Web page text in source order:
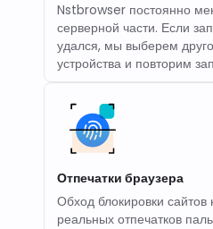
Nstbrowser постоянно
серверной части. Если
удался, мы выберем
устройства и повторим
Отпечатки браузера
Обход блокировки
реальных отпечатков